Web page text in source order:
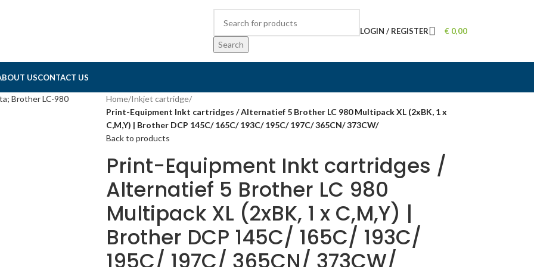
Search
LOGIN / REGISTER € 0,00
USCONTACT US
Home/Inkjet cartridge/
Print-Equipment Inkt cartridges / Alternatief 5 Brother LC 980 Multipack XL (2xBK, 1 x
C,M,Y) | Brother DCP 145C/ 165C/ 193C/ 195C/ 197C/ 365CN/ 373CW/
Back to products
Print-Equipment Inkt cartridges /
Alternatief 5 Brother LC 980
Multipack XL (2xBK, 1 x C,M,Y) |
Brother DCP 145C/ 165C/ 193C/
195C/ 197C/ 365CN/ 373CW/